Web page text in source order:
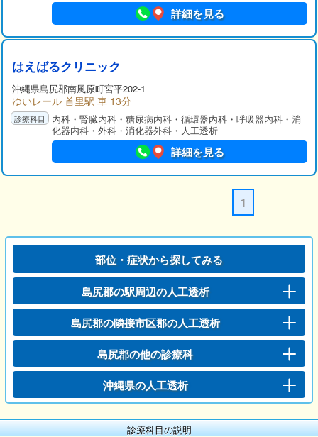
詳細を見る
はえばるクリニック
沖縄県島尻郡南風原町宮平202-1
ゆいレール 首里駅 車 13分
内科・腎臓内科・糖尿病内科・循環器内科・呼吸器内科・消
化器内科・外科・消化器外科・人工透析
詳細を見る
1
部位・症状から探してみる
島尻郡の駅周辺の人工透析
島尻郡の隣接市区郡の人工透析
島尻郡の他の診療科
沖縄県の人工透析
診療科目の説明